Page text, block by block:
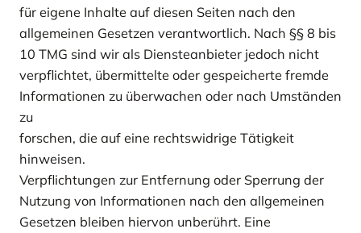
für eigene Inhalte auf diesen Seiten nach den
allgemeinen Gesetzen verantwortlich. Nach §§ 8 bis
10 TMG sind wir als Diensteanbieter jedoch nicht
verpflichtet, übermittelte oder gespeicherte fremde
Informationen zu überwachen oder nach Umständen
zu
forschen, die auf eine rechtswidrige Tätigkeit
hinweisen.
Verpflichtungen zur Entfernung oder Sperrung der
Nutzung von Informationen nach den allgemeinen
Gesetzen bleiben hiervon unberührt. Eine